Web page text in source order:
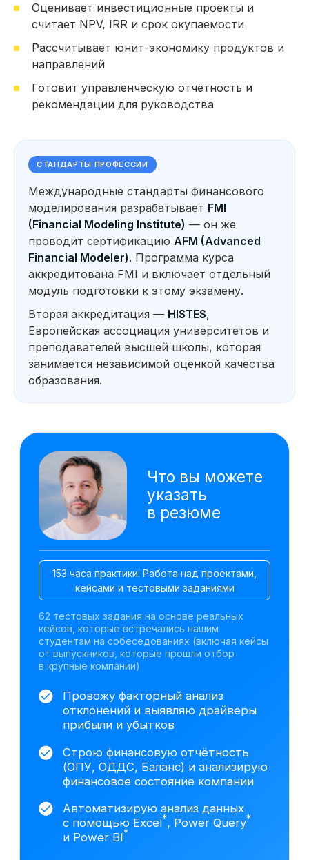
Оценивает инвестиционные проекты и
считает NPV, IRR и срок окупаемости
Рассчитывает юнит-экономику продуктов и
направлений
Готовит управленческую отчётность и
рекомендации для руководства
СТАНДАРТЫ ПРОФЕССИИ
Международные стандарты финансового
моделирования разрабатывает FMI
(Financial Modeling Institute) — он же
проводит сертификацию AFM (Advanced
Financial Modeler). Программа курса
аккредитована FMI и включает отдельный
модуль подготовки к этому экзамену.
Вторая аккредитация — HISTES,
Европейская ассоциация университетов и
преподавателей высшей школы, которая
занимается независимой оценкой качества
образования.
отклонений и выявляю драйверы
На основе исследования 4000 вакансий hh.ru
мы выделяем наиболее важные навыки,
которым клиенты обучаются на курсе
от выпускников, которые прошли отбор
в крупные компании)
(ОПУ, ОДДС, Баланс) и анализирую
финансовое состояние компании
Посмотерть еще
Использую нейросети для анализа
данных, прогнозирования
и подготовки аналитических
Прогнозирование и оценка
сценариев развития бизнеса
Оценка инвестиционной
Технические инструменты
Power BI
Google Sheets
Excel
AW BI
VBA
Алиса AI
Претендуйте на
вакансии финансовых
аналитиков после
курса
По данным hh.ru,
за последний месяц открыто
более 4 000 вакансий в сфере
Junior— 1–2 года
от 300 000 ₽
Финансовый аналитик
от 200 000 ₽
Финансовый аналитик
на аутсорсинге*
от 150 000 ₽
Екатеринбург